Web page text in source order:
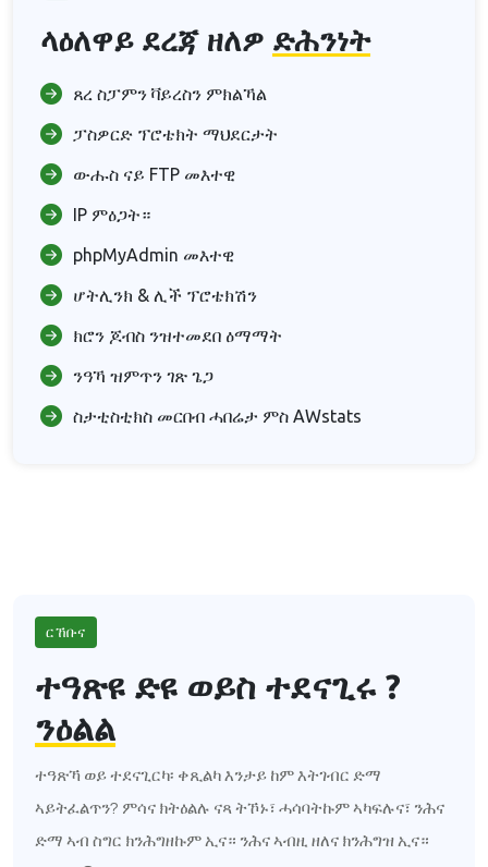
ላዕለዋይ ደረጃ ዘለዎ ድሕንነት
ጸረ ስፓምን ቫይረስን ምክልኻል
ፓስዎርድ ፕሮቴክት ማህደርታት
ውሑስ ናይ FTP መእተዊ
IP ምዕጋት።
phpMyAdmin መእተዊ
ሆትሊንክ & ሊች ፕሮቴክሽን
ክሮን ጆብስ ንዝተመደበ ዕማማት
ንዓኻ ዝምጥን ገጽ ጌጋ
ስታቲስቲክስ መርበብ ሓበሬታ ምስ AWstats
ርኸቡና
ተዓጽዩ ድዩ ወይስ ተደናጊሩ ?
ንዕልል
ተዓጽኻ ወይ ተደናጊርካ፡ ቀጺልካ እንታይ ከም እትገብር ድማ
ኣይትፈልጥን? ምሳና ክትዕልሉ ናጻ ትኾኑ፣ ሓሳባትኩም ኣካፍሉና፣ ንሕና
ድማ ኣብ ስግር ክንሕግዘኩም ኢና። ንሕና ኣብዚ ዘለና ክንሕግዝ ኢና።